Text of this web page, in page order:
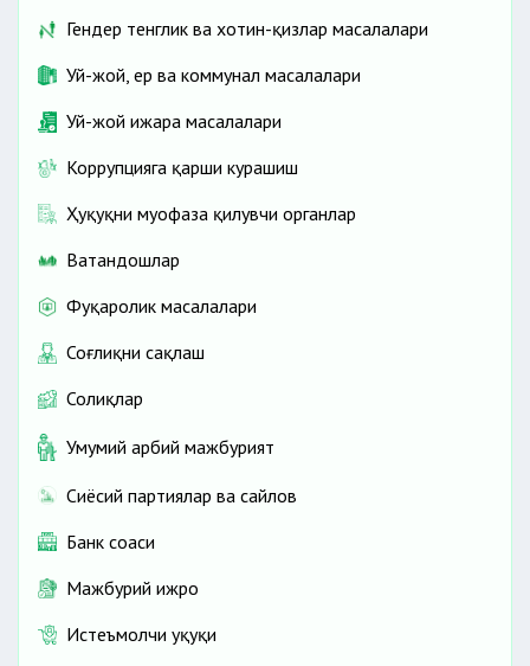
Гендер тенглик ва хотин-қизлар масалалари
Уй-жой, ер ва коммунал масалалари
Уй-жой ижара масалалари
Коррупцияга қарши курашиш
Ҳуқуқни муҳофаза қилувчи органлар
Ватандошлар
Фуқаролик масалалари
Соғлиқни сақлаш
Солиқлар
Умумий ҳарбий мажбурият
Сиёсий партиялар ва сайлов
Банк соҳаси
Мажбурий ижро
Истеъмолчи ҳуқуқи